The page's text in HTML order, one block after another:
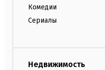
Комедии
Сериалы
Недвижимость